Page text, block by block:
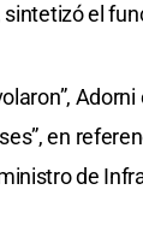
sintetizó el
Adorni
en
de